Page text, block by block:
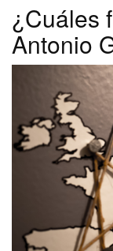
¿Cuáles
Antonio